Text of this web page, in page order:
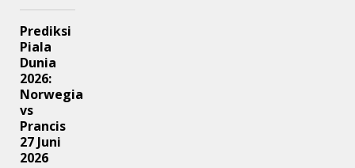
Prediksi
Piala
Dunia
2026:
Norwegia
vs
Prancis
27 Juni
2026